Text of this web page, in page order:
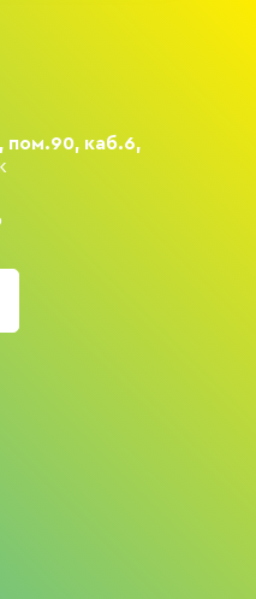
пом.90, каб.6,